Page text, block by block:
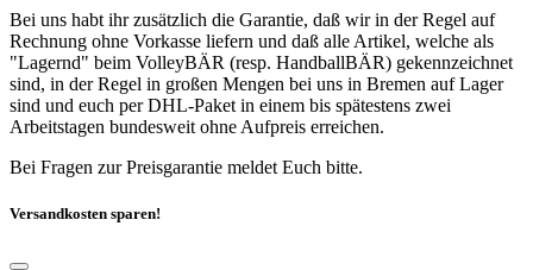
Bei uns habt ihr zusätzlich die Garantie, daß wir in der Regel auf
Rechnung ohne Vorkasse liefern und daß alle Artikel, welche als
"Lagernd" beim VolleyBÄR (resp. HandballBÄR) gekennzeichnet
sind, in der Regel in großen Mengen bei uns in Bremen auf Lager
sind und euch per DHL-Paket in einem bis spätestens zwei
Arbeitstagen bundesweit ohne Aufpreis erreichen.
Bei Fragen zur Preisgarantie meldet Euch bitte.
Versandkosten sparen!